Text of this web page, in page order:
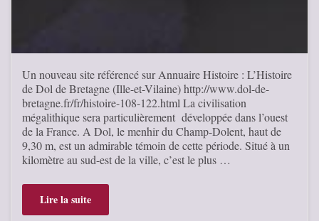
Un nouveau site référencé sur Annuaire Histoire : L’Histoire
de Dol de Bretagne (Ille-et-Vilaine) http://www.dol-de-
bretagne.fr/fr/histoire-108-122.html La civilisation
mégalithique sera particulièrement développée dans l’ouest
de la France. A Dol, le menhir du Champ-Dolent, haut de
9,30 m, est un admirable témoin de cette période. Situé à un
kilomètre au sud-est de la ville, c’est le plus …
Lire la suite